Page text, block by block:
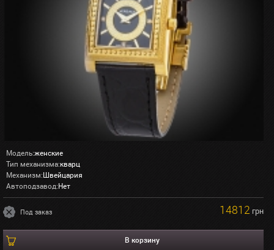
Модель:женские
Тип механизма:кварц
Механизм:Швейцария
Автоподзавод:Нет
Под заказ 14812 грн
В корзину